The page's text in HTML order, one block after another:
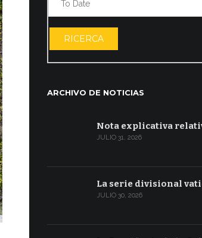
RICERCA
ARCHIVO DE NOTICIAS
Nota explicativa
JULIO 31, 2026
La serie divisional
JULIO 30, 2026